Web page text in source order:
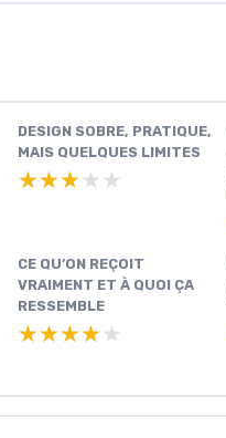
DESIGN SOBRE, PRATIQUE,
MAIS QUELQUES LIMITES
★★★★★
★★★★★
CE QU’ON REÇOIT
VRAIMENT ET À QUOI ÇA
RESSEMBLE
★★★★★
★★★★★